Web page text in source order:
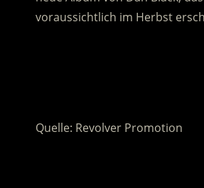
voraussichtlich im Herbst
Quelle: Revolver Promotion